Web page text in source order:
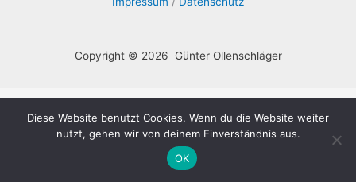
Copyright © 2026 Günter Ollenschläger
Diese Website benutzt Cookies. Wenn du die Website weiter
nutzt, gehen wir von deinem Einverständnis aus.
OK